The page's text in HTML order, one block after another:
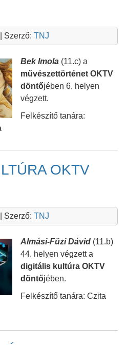
| Szerző: TNJ
Bek Imola(11.c) a
művészettörténet OKTV
döntőjében 6. helyen
végzett.
Felkészítő tanára:
OKTV
| Szerző: TNJ
Almási-Füzi Dávid (11.b)
44. helyen végzett a
digitális kultúra OKTV
döntőjében.
Felkészítő tanára: Czita